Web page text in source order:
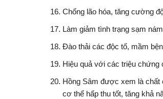
Chống lão hóa, tăng cường
Làm giảm tình trạng sạm
Đào thải các độc tố, mầm
Hiệu quả với các triệu
Hồng Sâm được xem là chất
cơ thể hấp thu tốt, tăng khả